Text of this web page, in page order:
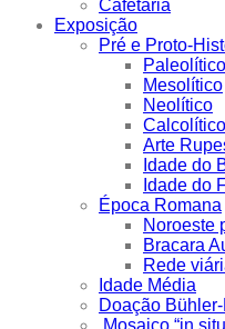
Cafetaria
Exposição
Pré e Proto-
Paleolítico
Mesolítico
Neolítico
Calcolítico
Arte
Idade do
Idade do
Época Romana
Noroeste
Bracara
Rede
Idade Média
Doação
Mosaico “in